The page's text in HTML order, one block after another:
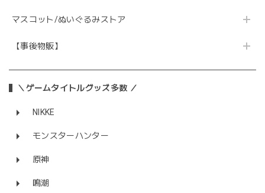
マスコット/ぬいぐるみストア
【事後物販】
＼ゲームタイトルグッズ多数 ／
NIKKE
モンスターハンター
原神
鳴潮